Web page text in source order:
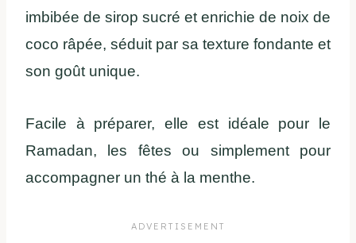
imbibée de sirop sucré et enrichie de noix de
coco râpée, séduit par sa texture fondante et
son goût unique.
Facile à préparer, elle est idéale pour le
Ramadan, les fêtes ou simplement pour
accompagner un thé à la menthe.